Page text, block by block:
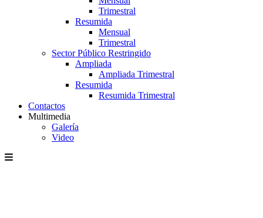
Trimestral
Resumida
Mensual
Trimestral
Sector Público Restringido
Ampliada
Ampliada Trimestral
Resumida
Resumida Trimestral
Contactos
Multimedia
Galería
Video